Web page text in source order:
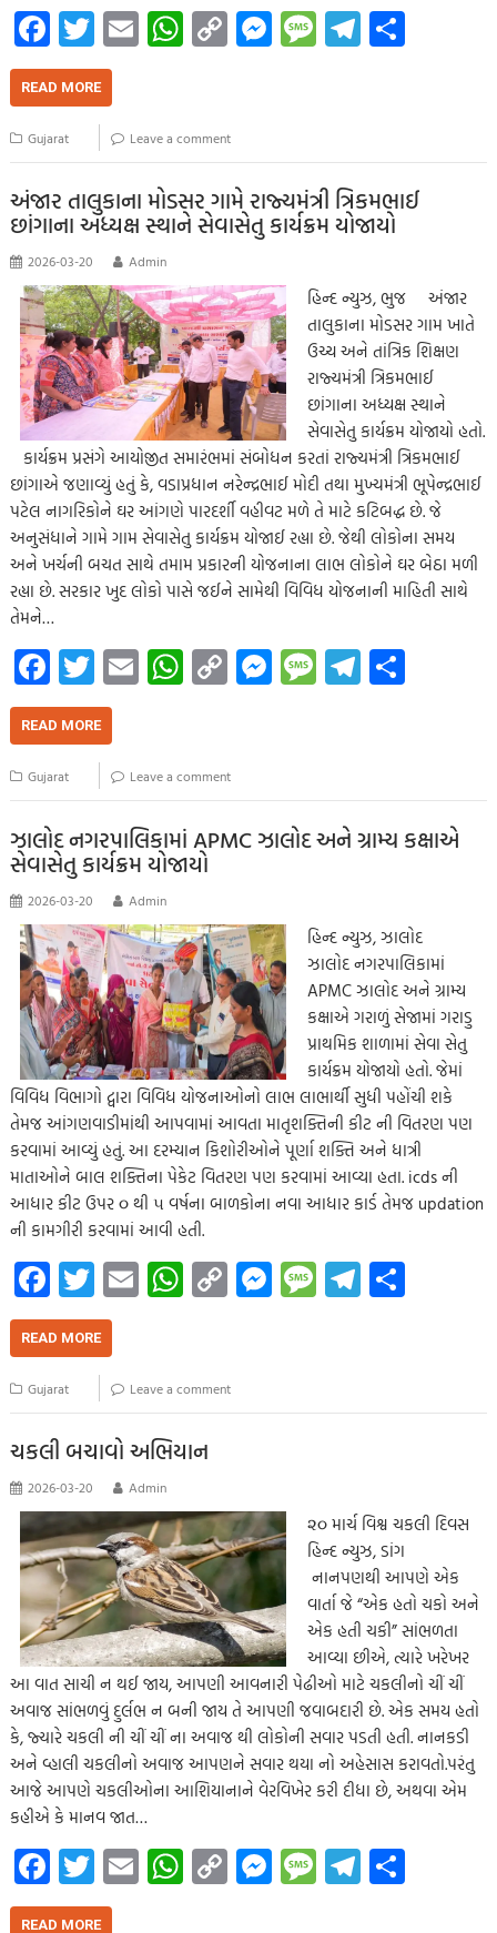
Fa
ce
b
o
o
k
T
wi
tt
er
E
m
W
h
s
A
p
p
C
o
y
Li
nk
M
es
g
er
M
es
e
Te
le
m
READ MORE
Gujarat Leave a comment
અંજાર તાલુકાના મોડસર ગામે રાજ્યમંત્રી ત્રિકમભાઈ
છાંગાના અધ્યક્ષ સ્થાને સેવાસેતુ કાર્યક્રમ યોજાયો
2026-03-20 Admin
હિન્દ ન્યુઝ, ભુજ અંજાર
તાલુકાના મોડસર ગામ ખાતે
ઉચ્ચ અને તાંત્રિક શિક્ષણ
રાજ્યમંત્રી ત્રિકમભાઈ
છાંગાના અધ્યક્ષ સ્થાને
સેવાસેતુ કાર્યક્રમ યોજાયો હતો.
કાર્યક્રમ પ્રસંગે આયોજીત સમારંભમાં સંબોધન કરતાં રાજ્યમંત્રી ત્રિકમભાઈ
છાંગાએ જણાવ્યું હતું કે, વડાપ્રધાન નરેન્દ્રભાઈ મોદી તથા મુખ્યમંત્રી ભૂપેન્દ્રભાઈ
પટેલ નાગરિકોને ઘર આંગણે પારદર્શી વહીવટ મળે તે માટે કટિબદ્ધ છે. જે
અનુસંધાને ગામે ગામ સેવાસેતુ કાર્યક્રમ યોજાઈ રહ્યા છે. જેથી લોકોના સમય
અને ખર્ચની બચત સાથે તમામ પ્રકારની યોજનાના લાભ લોકોને ઘર બેઠા મળી
રહ્યા છે. સરકાર ખુદ લોકો પાસે જઈને સામેથી વિવિધ યોજનાની માહિતી સાથે
તેમને…
Fa
ce
b
o
o
k
T
wi
tt
er
E
m
W
h
s
A
p
p
C
o
y
Li
nk
M
es
g
er
M
es
e
Te
le
m
READ MORE
Gujarat Leave a comment
ઝાલોદ નગરપાલિકામાં APMC ઝાલોદ અને ગ્રામ્ય કક્ષાએ
સેવાસેતુ કાર્યક્રમ યોજાયો
2026-03-20 Admin
હિન્દ ન્યુઝ, ઝાલોદ
ઝાલોદ નગરપાલિકામાં
APMC ઝાલોદ અને ગ્રામ્ય
કક્ષાએ ગરાળું સેજામાં ગરાડુ
પ્રાથમિક શાળામાં સેવા સેતુ
કાર્યક્રમ યોજાયો હતો. જેમાં
વિવિધ વિભાગો દ્વારા વિવિધ યોજનાઓનો લાભ લાભાર્થી સુધી પહોંચી શકે
તેમજ આંગણવાડીમાંથી આપવામાં આવતા માતૃશક્તિની કીટ ની વિતરણ પણ
કરવામાં આવ્યું હતું. આ દરમ્યાન કિશોરીઓને પૂર્ણા શક્તિ અને ધાત્રી
માતાઓને બાલ શક્તિના પેકેટ વિતરણ પણ કરવામાં આવ્યા હતા. icds ની
આધાર કીટ ઉપર ૦ થી ૫ વર્ષના બાળકોના નવા આધાર કાર્ડ તેમજ updation
ની કામગીરી કરવામાં આવી હતી.
Fa
ce
b
o
o
k
T
wi
tt
er
E
m
W
h
s
A
p
C
o
y
Li
M
es
g
M
es
e
Te
le
m
READ MORE
Gujarat Leave a comment
ચકલી બચાવો અભિયાન
2026-03-20 Admin
૨૦ માર્ચ વિશ્વ ચકલી દિવસ
હિન્દ ન્યુઝ, ડાંગ
નાનપણથી આપણે એક
વાર્તા જે “એક હતો ચકો અને
એક હતી ચકી” સાંભળતા
આવ્યા છીએ, ત્યારે ખરેખર
આ વાત સાચી ન થઈ જાય, આપણી આવનારી પેઢીઓ માટે ચકલીનો ચીં ચીં
અવાજ સાંભળવું દુર્લભ ન બની જાય તે આપણી જવાબદારી છે. એક સમય હતો
કે, જ્યારે ચકલી ની ચીં ચીં ના અવાજ થી લોકોની સવાર પડતી હતી. નાનકડી
અને વ્હાલી ચકલીનો અવાજ આપણને સવાર થયા નો અહેસાસ કરાવતો.પરંતુ
આજે આપણે ચકલીઓના આશિયાનાને વેરવિખેર કરી દીધા છે, અથવા એમ
કહીએ કે માનવ જાત…
Fa
ce
T
wi
E
m
W
h
C
o
M
es
M
es
Te
le
READ MORE